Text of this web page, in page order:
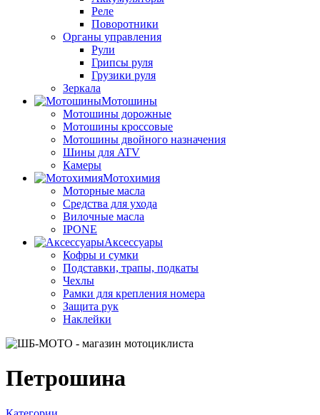
Реле
Поворотники
Органы управления
Рули
Грипсы руля
Грузики руля
Зеркала
Мотошины
Мотошины дорожные
Мотошины кроссовые
Мотошины двойного назначения
Шины для ATV
Камеры
Мотохимия
Моторные масла
Средства для ухода
Вилочные масла
IPONE
Аксессуары
Кофры и сумки
Подставки, трапы, подкаты
Чехлы
Рамки для крепления номера
Защита рук
Наклейки
Петрошина